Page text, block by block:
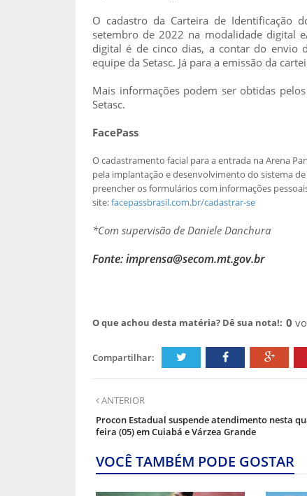
O cadastro da Carteira de Identificação
setembro de 2022 na modalidade digital
digital é de cinco dias, a contar do envio
equipe da Setasc. Já para a emissão da
Mais informações podem ser obtidas
Setasc.
FacePass
O cadastramento facial para a entrada na Arena
pela implantação e desenvolvimento do sistema
preencher os formulários com informações
site:facepassbrasil.com.br/cadastrar-se
*Com supervisão de Daniele Danchura
Fonte: imprensa@secom.mt.gov.br
O que achou desta matéria? Dê sua nota!: 0
Compartilhar:
ANTERIOR
Procon Estadual suspende atendimento nesta
feira (05) em Cuiabá e Várzea Grande
VOCÊ TAMBÉM PODE GOSTAR